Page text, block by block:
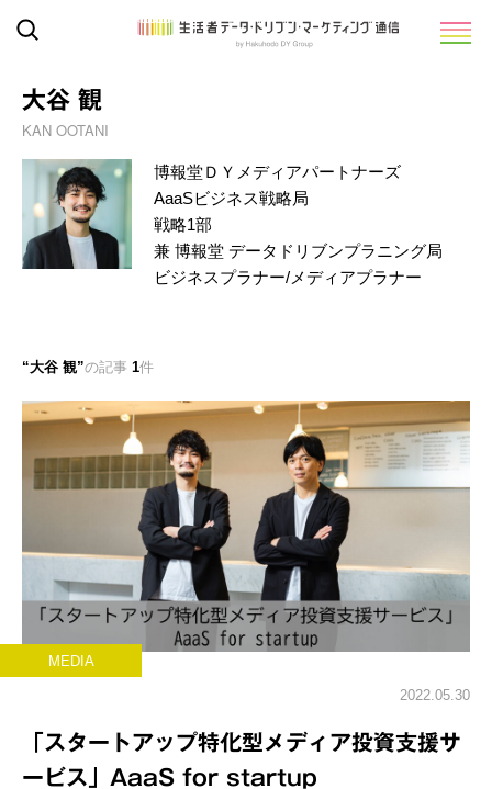
大谷 観
KAN OOTANI
博報堂ＤＹメディアパートナーズ
AaaSビジネス戦略局
戦略1部
兼 博報堂 データドリブンプラニング局
ビジネスプラナー/メディアプラナー
大谷 観 の記事 1件
MEDIA
2022.05.30
「スタートアップ特化型メディア投資支援サ
ービス」AaaS for startup